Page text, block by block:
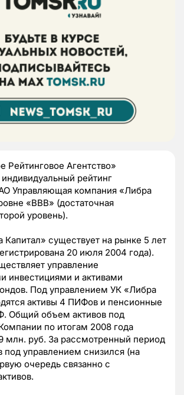
Рейтинговое Агентство»
рейтинг
Управляющая компания «Либра
«ВВВ» (достаточная
уровень).
существует на рынке 5 лет
20 июля 2004 года).
управление
инвестициями и активами
Под управлением УК «Либра
активы 4 ПИФов и пенсионные
Общий объем активов под
по итогам 2008 года
млн. руб. За рассмотренный период
под управлением снизился (на
очередь связанно с